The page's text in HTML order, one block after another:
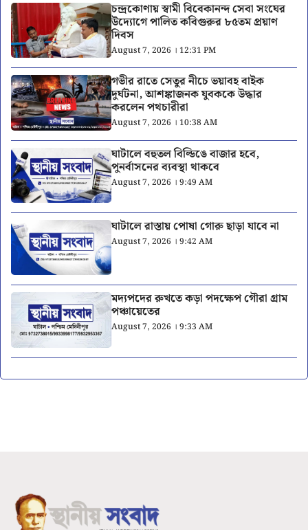
চন্দ্রকোণায় স্বামী বিবেকানন্দ সেবা সংঘের
উদ্যোগে পালিত কবিগুরুর ৮৫তম প্রয়াণ
দিবস
August 7, 2026 । 12:31 PM
গভীর রাতে সেতুর নীচে ভয়াবহ বাইক
দুর্ঘটনা, আশঙ্কাজনক যুবককে উদ্ধার
করলেন পথচারীরা
August 7, 2026 । 10:38 AM
ঘাটালে বহুতল বিল্ডিঙে বাজার হবে,
পুনর্বাসনের ব্যবস্থা থাকবে
August 7, 2026 । 9:49 AM
ঘাটালে রাস্তায় পোষা গোরু ছাড়া যাবে না
August 7, 2026 । 9:42 AM
মদ্যপদের রুখতে কড়া পদক্ষেপ গৌরা গ্রাম
পঞ্চায়েতের
August 7, 2026 । 9:33 AM